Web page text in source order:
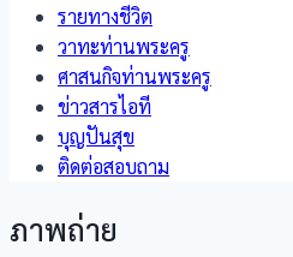
รายทางชีวิต
วาทะท่านพระครู
ศาสนกิจท่านพระครู
ข่าวสารไอที
บุญปันสุข
ติดต่อสอบถาม
ภาพถ่าย